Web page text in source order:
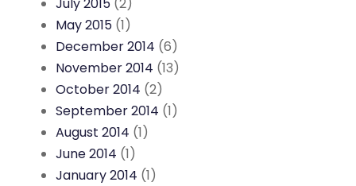
July 2015 (2)
May 2015 (1)
December 2014 (6)
November 2014 (13)
October 2014 (2)
September 2014 (1)
August 2014 (1)
June 2014 (1)
January 2014 (1)